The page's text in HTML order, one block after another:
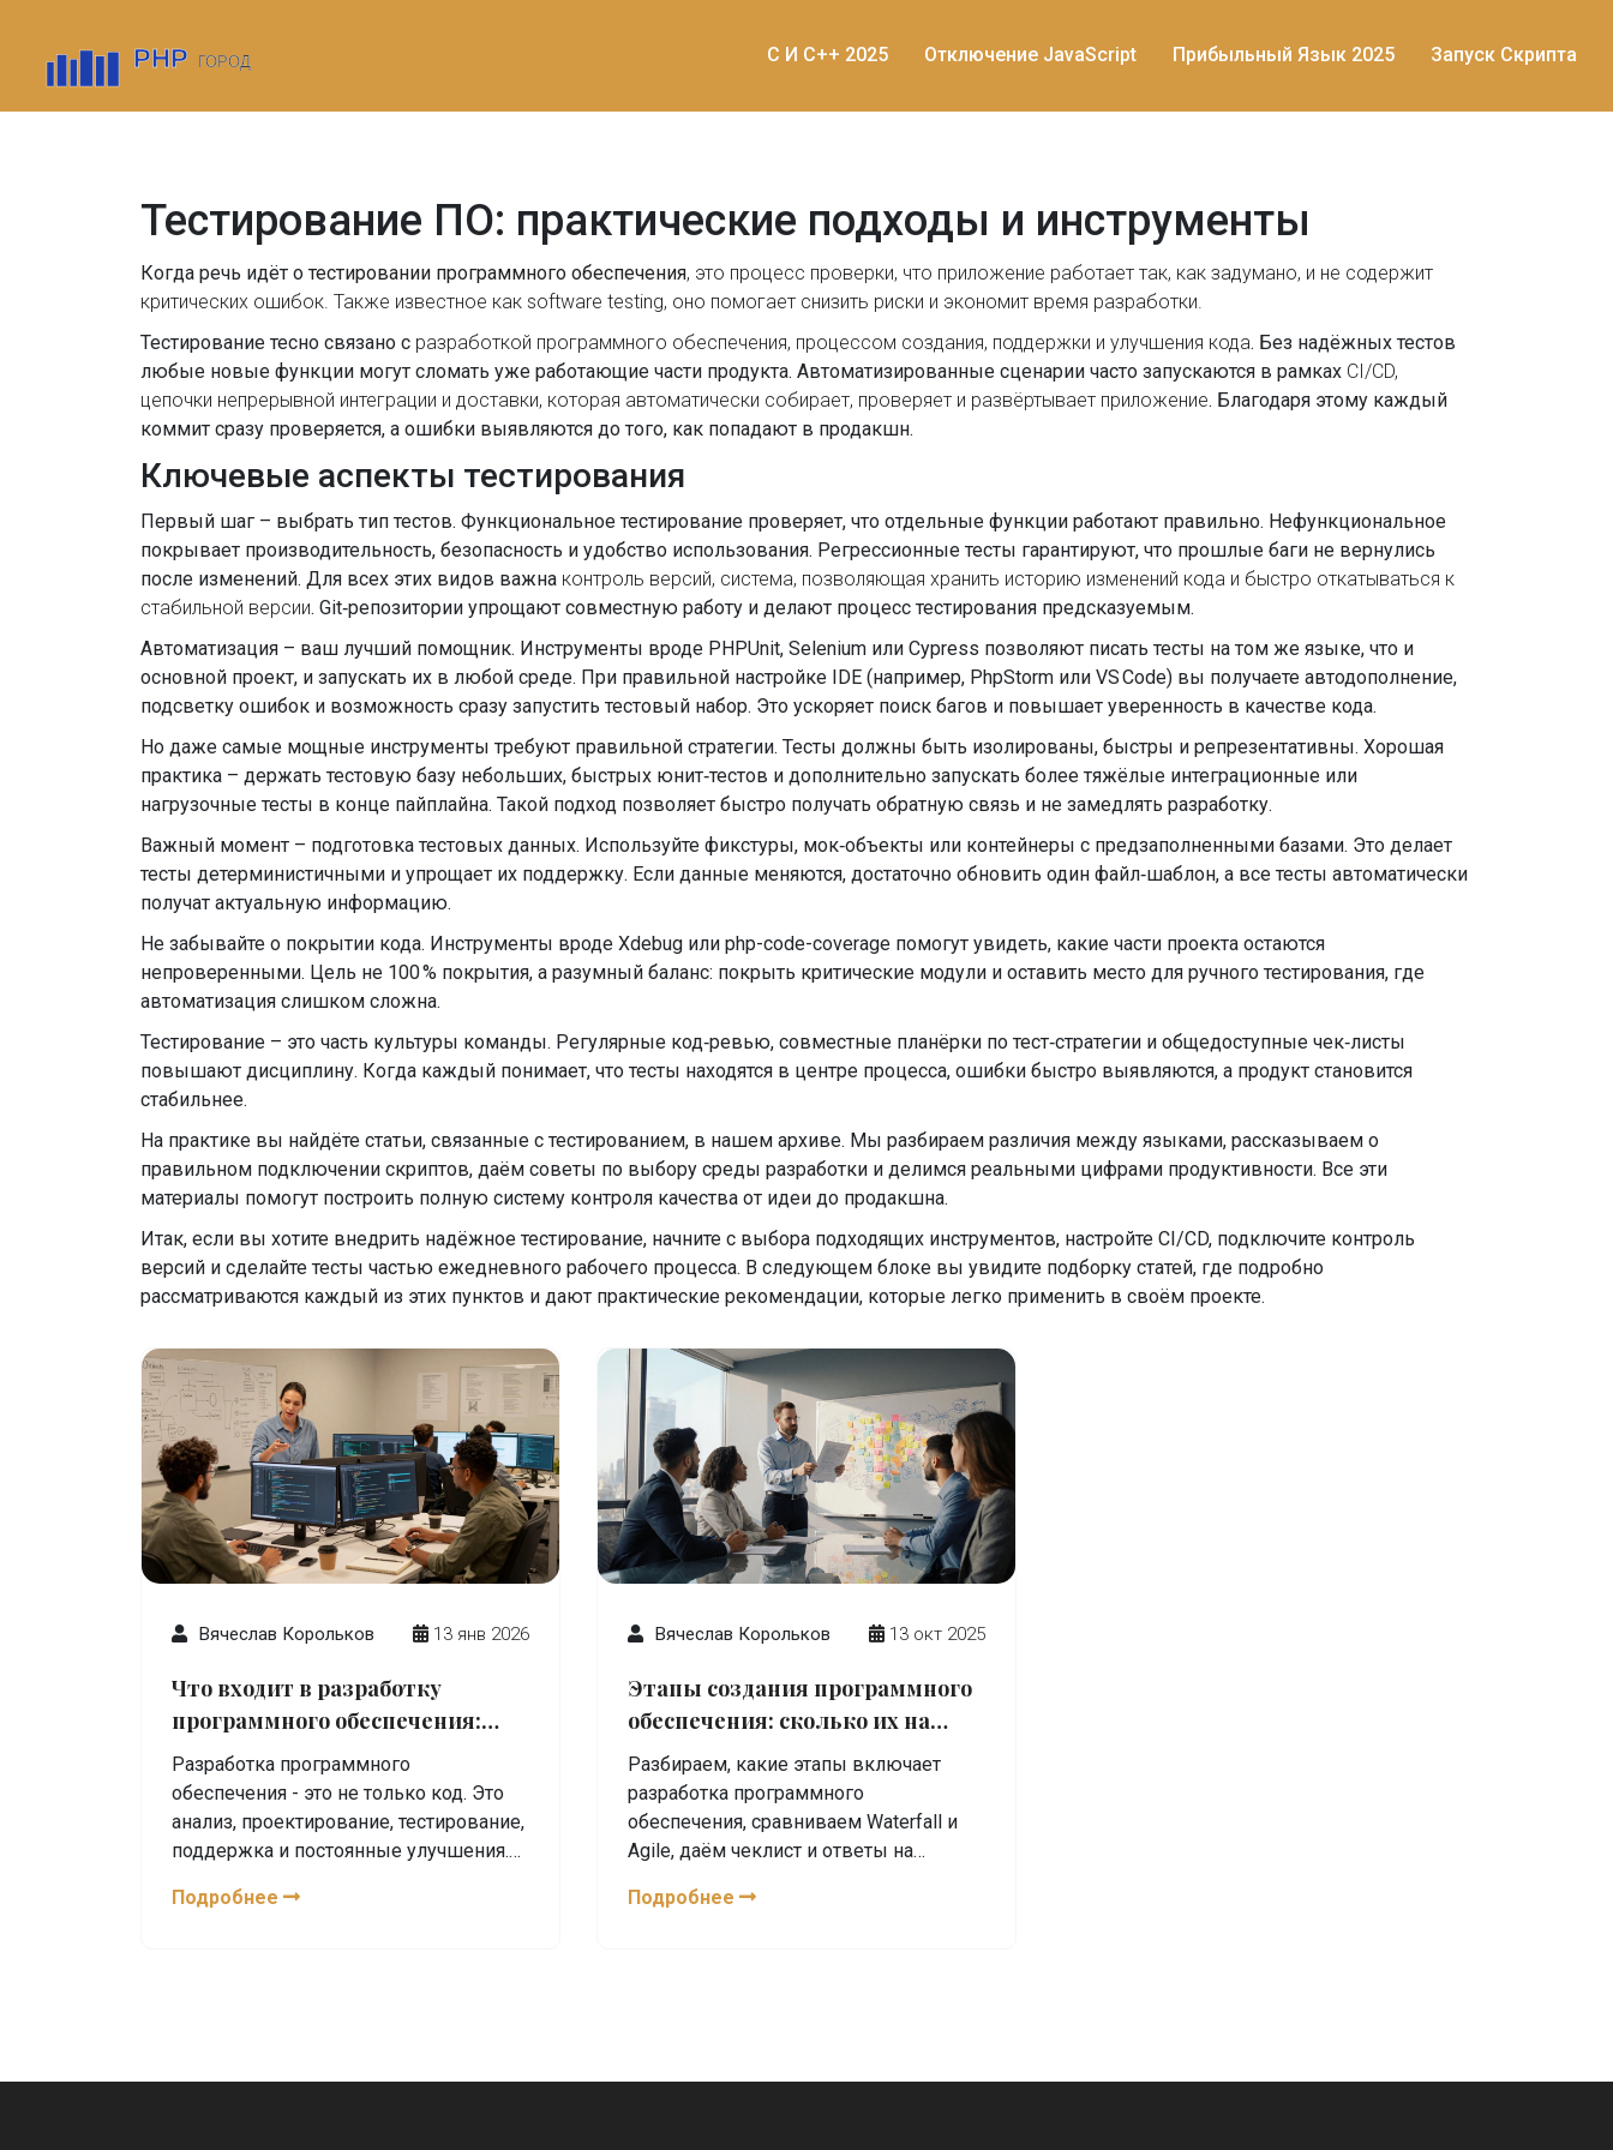
C И C++ 2025 Отключение JavaScript Прибыльный Язык 2025 Запуск Скрипта
Тестирование ПО: практические подходы и инструменты
Когда речь идёт о тестировании программного обеспечения, это процесс проверки, что приложение работает так, как задумано, и не содержит
критических ошибок . Также известное как software testing, оно помогает снизить риски и экономит время разработки.
Тестирование тесно связано с разработкой программного обеспечения, процессом создания, поддержки и улучшения кода. Без надёжных тестов
любые новые функции могут сломать уже работающие части продукта. Автоматизированные сценарии часто запускаются в рамках CI/CD,
цепочки непрерывной интеграции и доставки, которая автоматически собирает, проверяет и развёртывает приложение. Благодаря этому каждый
коммит сразу проверяется, а ошибки выявляются до того, как попадают в продакшн.
Ключевые аспекты тестирования
Первый шаг – выбрать тип тестов. Функциональное тестирование проверяет, что отдельные функции работают правильно. Нефункциональное
покрывает производительность, безопасность и удобство использования. Регрессионные тесты гарантируют, что прошлые баги не вернулись
после изменений. Для всех этих видов важна контроль версий, система, позволяющая хранить историю изменений кода и быстро откатываться к
стабильной версии. Git‑репозитории упрощают совместную работу и делают процесс тестирования предсказуемым.
Автоматизация – ваш лучший помощник. Инструменты вроде PHPUnit, Selenium или Cypress позволяют писать тесты на том же языке, что и
основной проект, и запускать их в любой среде. При правильной настройке IDE (например, PhpStorm или VS Code) вы получаете автодополнение,
подсветку ошибок и возможность сразу запустить тестовый набор. Это ускоряет поиск багов и повышает уверенность в качестве кода.
Но даже самые мощные инструменты требуют правильной стратегии. Тесты должны быть изолированы, быстры и репрезентативны. Хорошая
практика – держать тестовую базу небольших, быстрых юнит‑тестов и дополнительно запускать более тяжёлые интеграционные или
нагрузочные тесты в конце пайплайна. Такой подход позволяет быстро получать обратную связь и не замедлять разработку.
Важный момент – подготовка тестовых данных. Используйте фикстуры, мок‑объекты или контейнеры с предзаполненными базами. Это делает
тесты детерминистичными и упрощает их поддержку. Если данные меняются, достаточно обновить один файл‑шаблон, а все тесты автоматически
получат актуальную информацию.
Не забывайте о покрытии кода. Инструменты вроде Xdebug или php-code-coverage помогут увидеть, какие части проекта остаются
непроверенными. Цель не 100 % покрытия, а разумный баланс: покрыть критические модули и оставить место для ручного тестирования, где
автоматизация слишком сложна.
Тестирование – это часть культуры команды. Регулярные код‑ревью, совместные планёрки по тест‑стратегии и общедоступные чек‑листы
повышают дисциплину. Когда каждый понимает, что тесты находятся в центре процесса, ошибки быстро выявляются, а продукт становится
стабильнее.
На практике вы найдёте статьи, связанные с тестированием, в нашем архиве. Мы разбираем различия между языками, рассказываем о
правильном подключении скриптов, даём советы по выбору среды разработки и делимся реальными цифрами продуктивности. Все эти
материалы помогут построить полную систему контроля качества от идеи до продакшна.
Итак, если вы хотите внедрить надёжное тестирование, начните с выбора подходящих инструментов, настройте CI/CD, подключите контроль
версий и сделайте тесты частью ежедневного рабочего процесса. В следующем блоке вы увидите подборку статей, где подробно
рассматриваются каждый из этих пунктов и дают практические рекомендации, которые легко применить в своём проекте.
Вячеслав Корольков 13 янв 2026
Что входит в разработку
программного обеспечения:
полный процесс от идеи до
запуска
Разработка программного
обеспечения - это не только код. Это
анализ, проектирование, тестирование,
поддержка и постоянные улучшения.
и почему они важны.
Подробнее
Вячеслав Корольков 13 окт 2025
Этапы создания программного
обеспечения: сколько их на
самом деле?
Разбираем, какие этапы включает
разработка программного
обеспечения, сравниваем Waterfall и
Agile, даём чеклист и ответы на
Подробнее